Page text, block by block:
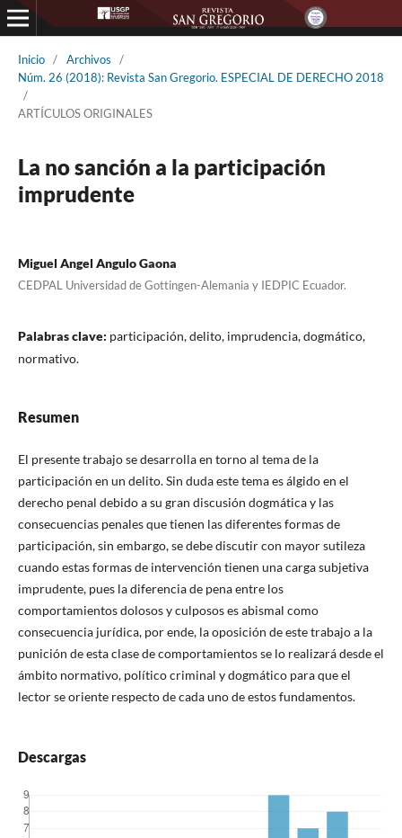
Inicio / Archivos
/
Núm. 26 (2018): Revista San Gregorio. ESPECIAL DE DERECHO 2018
/
ARTÍCULOS ORIGINALES
La no sanción a la participación
imprudente
Miguel Angel Angulo Gaona
CEDPAL Universidad de Gottingen-Alemania y IEDPIC Ecuador.
Palabras clave: participación, delito, imprudencia, dogmático,
normativo.
Resumen
El presente trabajo se desarrolla en torno al tema de la
participación en un delito. Sin duda este tema es álgido en el
derecho penal debido a su gran discusión dogmática y las
consecuencias penales que tienen las diferentes formas de
participación, sin embargo, se debe discutir con mayor sutileza
cuando estas formas de intervención tienen una carga subjetiva
imprudente, pues la diferencia de pena entre los
comportamientos dolosos y culposos es abismal como
consecuencia jurídica, por ende, la oposición de este trabajo a la
punición de esta clase de comportamientos se lo realizará desde el
ámbito normativo, político criminal y dogmático para que el
lector se oriente respecto de cada uno de estos fundamentos.
Descargas